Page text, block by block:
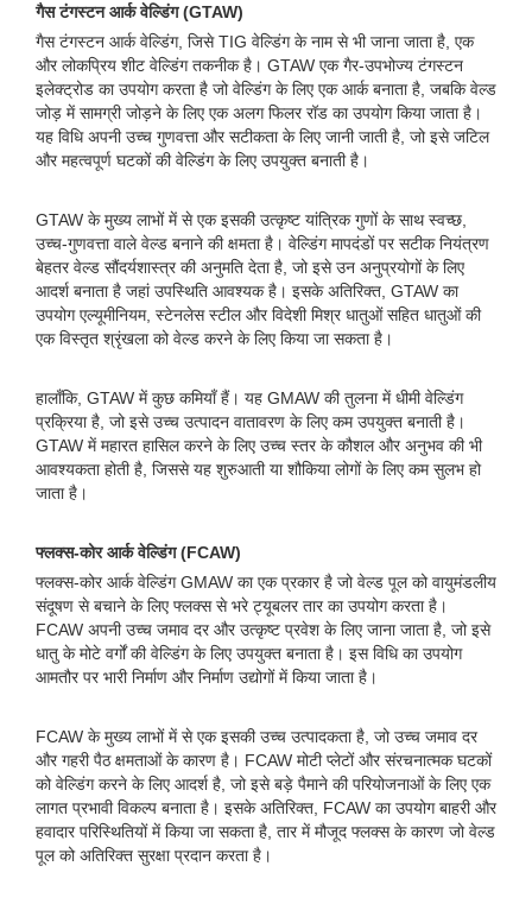
गैस टंगस्टन आर्क वेल्डिंग (GTAW)
गैस टंगस्टन आर्क वेल्डिंग, जिसे TIG वेल्डिंग के नाम से भी जाना जाता है, एक
और लोकप्रिय शीट वेल्डिंग तकनीक है। GTAW एक गैर-उपभोज्य टंगस्टन
इलेक्ट्रोड का उपयोग करता है जो वेल्डिंग के लिए एक आर्क बनाता है, जबकि वेल्ड
जोड़ में सामग्री जोड़ने के लिए एक अलग फिलर रॉड का उपयोग किया जाता है।
यह विधि अपनी उच्च गुणवत्ता और सटीकता के लिए जानी जाती है, जो इसे जटिल
और महत्वपूर्ण घटकों की वेल्डिंग के लिए उपयुक्त बनाती है।
GTAW के मुख्य लाभों में से एक इसकी उत्कृष्ट यांत्रिक गुणों के साथ स्वच्छ,
उच्च-गुणवत्ता वाले वेल्ड बनाने की क्षमता है। वेल्डिंग मापदंडों पर सटीक नियंत्रण
बेहतर वेल्ड सौंदर्यशास्त्र की अनुमति देता है, जो इसे उन अनुप्रयोगों के लिए
आदर्श बनाता है जहां उपस्थिति आवश्यक है। इसके अतिरिक्त, GTAW का
उपयोग एल्यूमीनियम, स्टेनलेस स्टील और विदेशी मिश्र धातुओं सहित धातुओं की
एक विस्तृत श्रृंखला को वेल्ड करने के लिए किया जा सकता है।
हालाँकि, GTAW में कुछ कमियाँ हैं। यह GMAW की तुलना में धीमी वेल्डिंग
प्रक्रिया है, जो इसे उच्च उत्पादन वातावरण के लिए कम उपयुक्त बनाती है।
GTAW में महारत हासिल करने के लिए उच्च स्तर के कौशल और अनुभव की भी
आवश्यकता होती है, जिससे यह शुरुआती या शौकिया लोगों के लिए कम सुलभ हो
जाता है।
फ्लक्स-कोर आर्क वेल्डिंग (FCAW)
फ्लक्स-कोर आर्क वेल्डिंग GMAW का एक प्रकार है जो वेल्ड पूल को वायुमंडलीय
संदूषण से बचाने के लिए फ्लक्स से भरे ट्यूबलर तार का उपयोग करता है।
FCAW अपनी उच्च जमाव दर और उत्कृष्ट प्रवेश के लिए जाना जाता है, जो इसे
धातु के मोटे वर्गों की वेल्डिंग के लिए उपयुक्त बनाता है। इस विधि का उपयोग
आमतौर पर भारी निर्माण और निर्माण उद्योगों में किया जाता है।
FCAW के मुख्य लाभों में से एक इसकी उच्च उत्पादकता है, जो उच्च जमाव दर
और गहरी पैठ क्षमताओं के कारण है। FCAW मोटी प्लेटों और संरचनात्मक घटकों
को वेल्डिंग करने के लिए आदर्श है, जो इसे बड़े पैमाने की परियोजनाओं के लिए एक
लागत प्रभावी विकल्प बनाता है। इसके अतिरिक्त, FCAW का उपयोग बाहरी और
हवादार परिस्थितियों में किया जा सकता है, तार में मौजूद फ्लक्स के कारण जो वेल्ड
पूल को अतिरिक्त सुरक्षा प्रदान करता है।